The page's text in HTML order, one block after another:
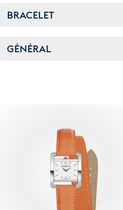
BRACELET
GÉNÉRAL